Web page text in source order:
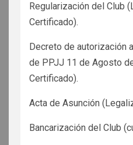
Regularización del Club
Certificado).
Decreto de autorización
de PPJJ 11 de Agosto
Certificado).
Acta de Asunción
Bancarización del Club